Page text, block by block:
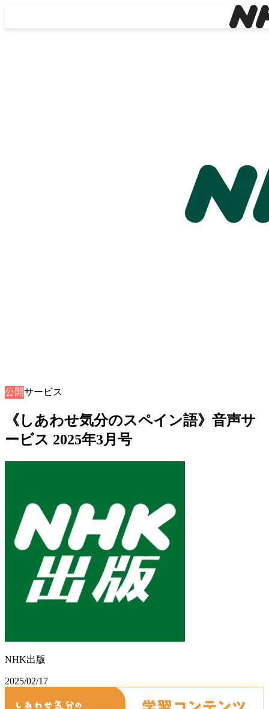
公開
音声サービス
《しあわせ気分のスペイン語》音声サ
ービス 2025年3月号
NHK出版
2025/02/17